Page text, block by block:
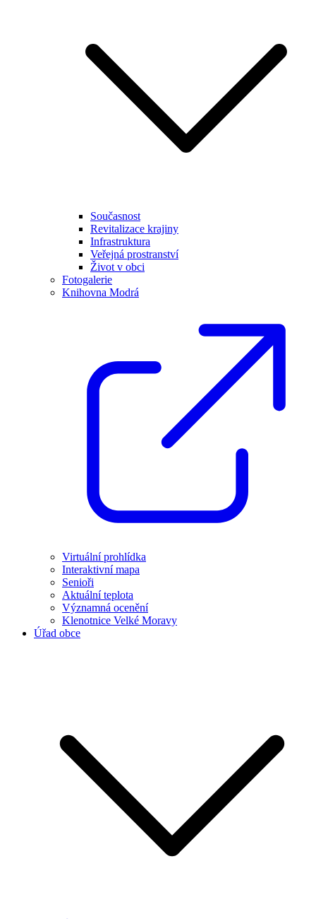
Současnost
Revitalizace krajiny
Infrastruktura
Veřejná prostranství
Život v obci
Fotogalerie
Knihovna Modrá
Virtuální prohlídka
Interaktivní mapa
Senioři
Aktuální teplota
Významná ocenění
Klenotnice Velké Moravy
Úřad obce